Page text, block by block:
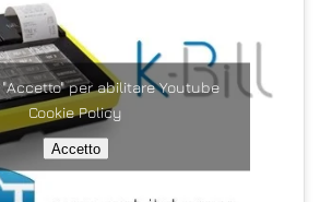
per abilitare Youtube
Cookie Policy
Accetto